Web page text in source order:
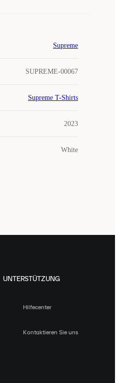
Supreme
SUPREME-00067
Supreme T-Shirts
2023
White
UNTERSTÜTZUNG
Hilfecenter
Kontaktieren Sie uns